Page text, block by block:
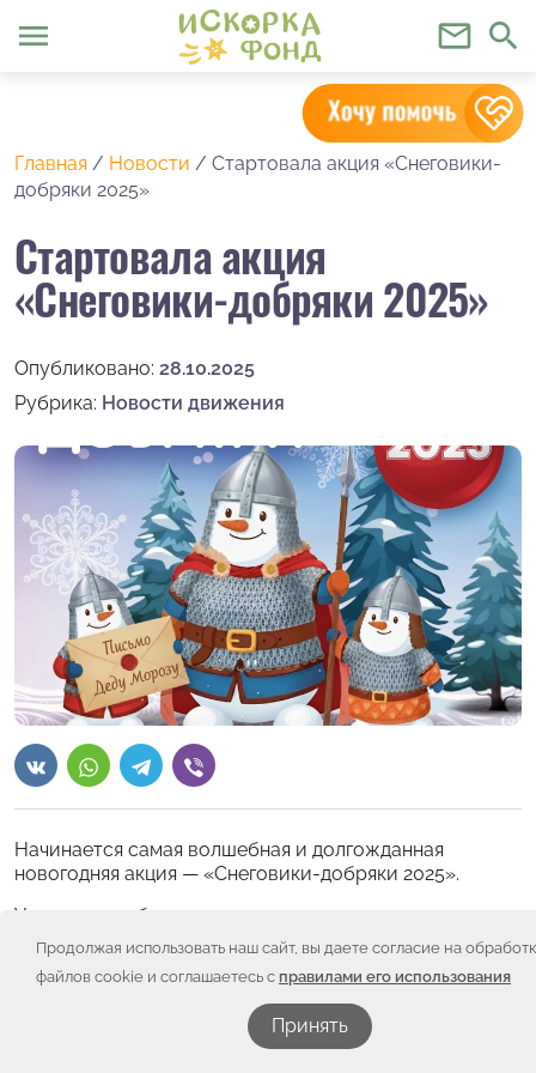
Продолжая использовать наш сайт, вы даете согласие на
файлов cookie и соглашаетесь с правилами его использования
Принять
menu mail_outline search
Главная / Новости / Стартовала акция «Снеговики-
добряки 2025» ️
Стартовала акция
«Снеговики-добряки 2025» ️
Опубликовано: 28.10.2025
Рубрика: Новости движения
Начинается самая волшебная и долгожданная
новогодняя акция — «Снеговики-добряки 2025».
У каждого ребенка есть заветная мечта, и мы верим,
что в наших силах подарить эту новогоднюю радость
детям Челябинской области, которые сейчас
проходят непростой путь борьбы с онкологическими
и гематологическими заболеваниями.
В 2025 году мы приглашаем вас поделиться с нами